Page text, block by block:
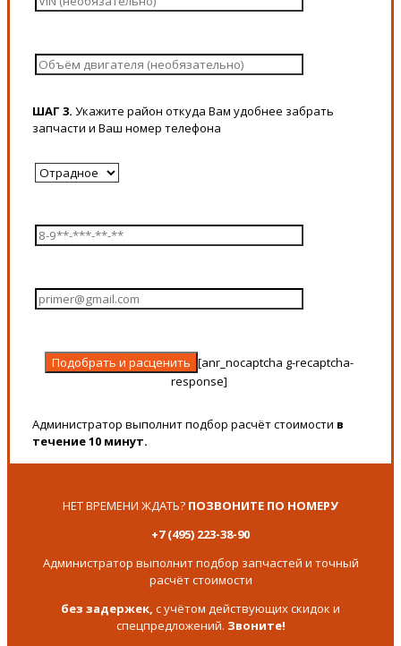
ШАГ 3. Укажите район откуда Вам удобнее забрать
запчасти и Ваш номер телефона
[anr_nocaptcha g-recaptcha-
response]
Администратор выполнит подбор расчёт стоимости в
течение 10 минут.
НЕТ ВРЕМЕНИ ЖДАТЬ? ПОЗВОНИТЕ ПО НОМЕРУ
+7 (495) 223-38-90
Администратор выполнит подбор запчастей и точный
расчёт стоимости
без задержек, с учётом действующих скидок и
спецпредложений. Звоните!